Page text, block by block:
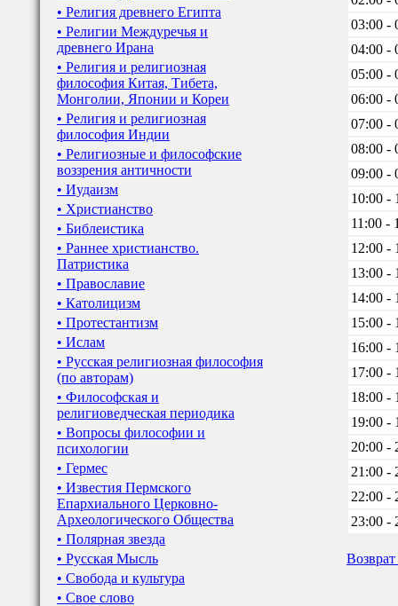
• Религия древнего Египта
• Религии Междуречья и
древнего Ирана
• Религия и религиозная
философия Китая, Тибета,
Монголии, Японии и Кореи
• Религия и религиозная
философия Индии
• Религиозные и философские
воззрения античности
• Иудаизм
• Христианство
• Библеистика
• Раннее христианство.
Патристика
• Православие
• Католицизм
• Протестантизм
• Ислам
• Русская религиозная философия
(по авторам)
• Философская и
религиоведческая периодика
• Вопросы философии и
психологии
• Гермес
• Известия Пермского
Епархиального Церковно-
Археологического Общества
• Полярная звезда
• Русская Мысль
• Свобода и культура
• Свое слово
03:00 -
04:00 -
05:00 -
06:00 -
07:00 -
08:00 -
09:00 -
10:00 -
11:00 -
12:00 -
13:00 -
14:00 -
15:00 -
16:00 -
17:00 -
18:00 -
19:00 -
20:00 -
21:00 -
22:00 -
23:00 -
Возврат